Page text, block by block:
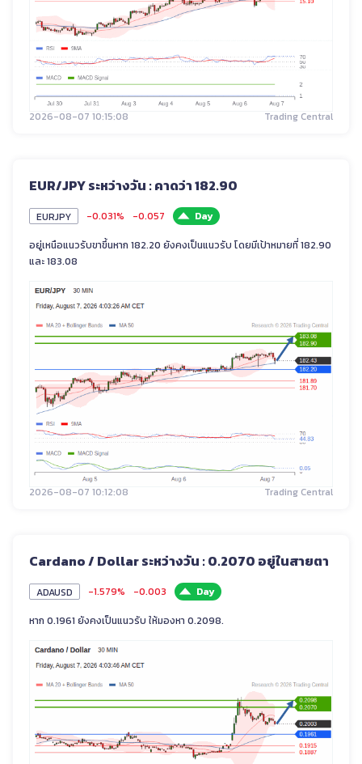
2026-08-07 10:15:08 Trading Central
EUR/JPY ระหว่างวัน : คาดว่า 182.90
EURJPY -0.031% -0.057
Day
อยู่เหนือแนวรับขาขึ้นหาก 182.20 ยังคงเป็นแนวรับ โดยมีเป้าหมายที่ 182.90
และ 183.08
2026-08-07 10:12:08 Trading Central
Cardano / Dollar ระหว่างวัน : 0.2070 อยู่ในสายตา
ADAUSD -1.579% -0.003
Day
หาก 0.1961 ยังคงเป็นแนวรับ ให้มองหา 0.2098.